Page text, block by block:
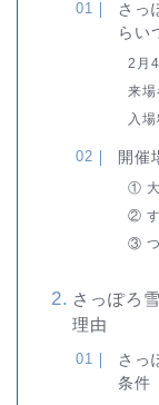
さっ
らい
2月
来
入
開催
① 大
② す
③ つ
さっぽろ
理由
さっ
条件